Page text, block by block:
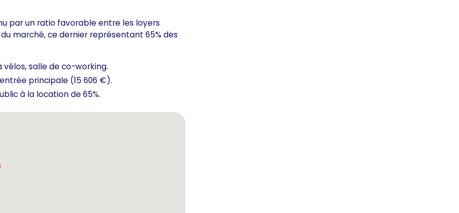
par un ratio favorable entre les loyers
marché, ce dernier représentant 65% des
salle de co-working.
principale (15 606 €).
à la location de 65%.